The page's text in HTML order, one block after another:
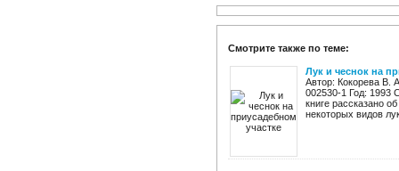
Смотрите также по теме:
Лук и чеснок на
Автор: Кокорева В.
002530-1 Год: 1993
книге рассказано
некоторых видов